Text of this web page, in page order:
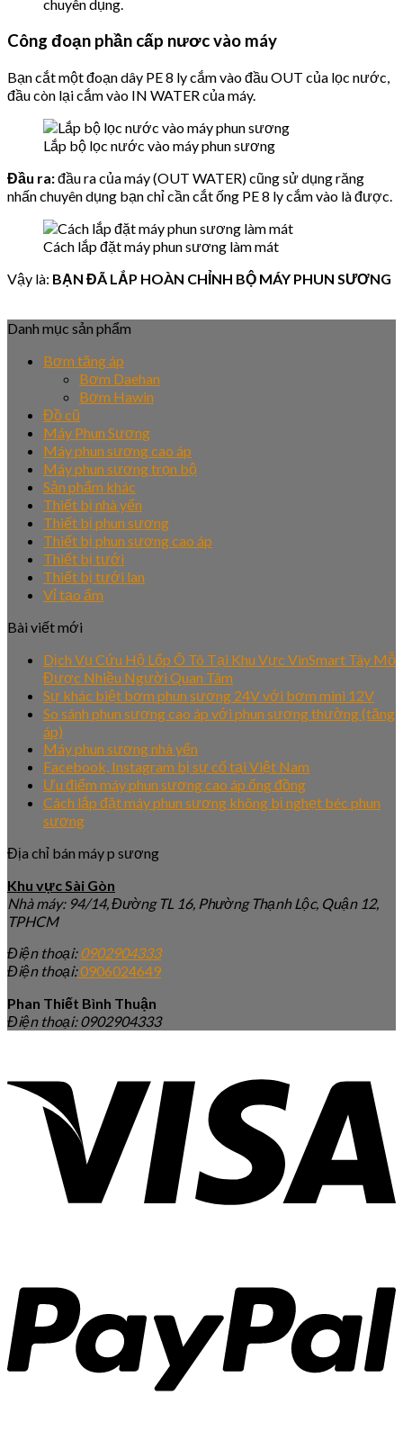
chuyên dụng.
Công đoạn phần cấp nươc vào máy
Bạn cắt một đoạn dây PE 8 ly cắm vào đầu OUT của lọc nước,
đầu còn lại cắm vào IN WATER của máy.
Lắp bộ lọc nước vào máy phun sương
Đầu ra:đầu ra của máy (OUT WATER) cũng sử dụng răng
nhấn chuyên dụng bạn chỉ cần cắt ống PE 8 ly cắm vào là được.
Cách lắp đặt máy phun sương làm mát
Vậy là: BẠN ĐÃ LẮP HOÀN CHỈNH BỘ MÁY PHUN SƯƠNG
Danh mục sản phẩm
Bơm tăng áp
Bơm Daehan
Bơm Hawin
Đồ cũ
Máy Phun Sương
Máy phun sương cao áp
Máy phun sương trọn bộ
Sản phẩm khác
Thiết bị nhà yến
Thiết bị phun sương
Thiết bị phun sương cao áp
Thiết bị tưới
Thiết bị tưới lan
Vỉ tạo ẩm
Bài viết mới
Dịch Vụ Cứu Hộ Lốp Ô Tô Tại Khu Vực VinSmart Tây Mỗ
Được Nhiều Người Quan Tâm
Sự khác biệt bơm phun sương 24V với bơm mini 12V
So sánh phun sương cao áp với phun sương thường (tăng
áp)
Máy phun sương nhà yến
Facebook, Instagram bị sự cố tại Việt Nam
Ưu điểm máy phun sương cao áp ống đồng
Cách lắp đặt máy phun sương không bị nghẹt béc phun
sương
Địa chỉ bán máy p sương
Khu vực Sài Gòn
Nhà máy: 94/14, Đường TL 16, Phường Thạnh Lộc, Quận 12,
TPHCM
Điện thoại:0902904333
Điện thoại:0906024649
Phan Thiết Bình Thuận
Điện thoại: 0902904333